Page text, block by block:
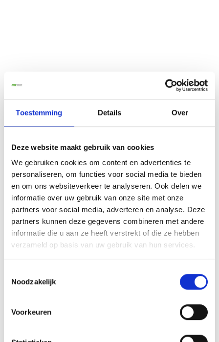
Toestemming Details Over
Deze website maakt gebruik van cookies
We gebruiken cookies om content en advertenties te
personaliseren, om functies voor social media te bieden
en om ons websiteverkeer te analyseren. Ook delen we
informatie over uw gebruik van onze site met onze
partners voor social media, adverteren en analyse. Deze
partners kunnen deze gegevens combineren met andere
informatie die u aan ze heeft verstrekt of die ze hebben
verzameld op basis van uw gebruik van hun services.
Noodzakelijk
Voorkeuren